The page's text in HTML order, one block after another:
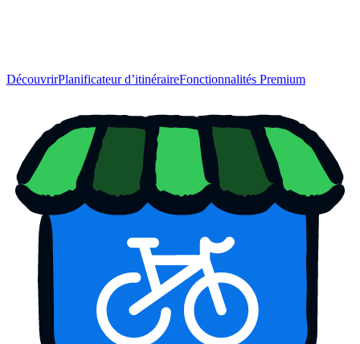
DécouvrirPlanificateur d’itinéraireFonctionnalités Premium